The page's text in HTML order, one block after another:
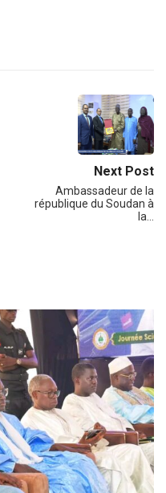
Next Post
Ambassadeur de la
république du Soudan à
la…